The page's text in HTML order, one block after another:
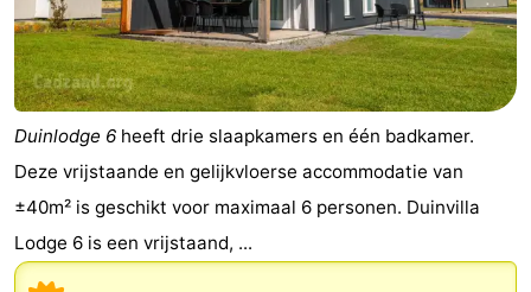
Duinlodge 6 heeft drie slaapkamers en één badkamer.
Deze vrijstaande en gelijkvloerse accommodatie van
±40m² is geschikt voor maximaal 6 personen. Duinvilla
Lodge 6 is een vrijstaand, ...